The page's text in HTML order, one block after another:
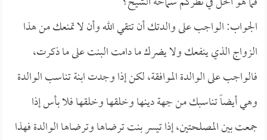
الجواب: الواجب على والدتك أن تتقي الله وأن لا تمنعك من هذا
الزواج الذي ينفعك ولا يضرك ما دامت البنت على ما ذكرت،
فالواجب على الوالدة الموافقة، لكن إذا وجدت ابنة تناسب الوالدة
وهي أيضاً تناسبك من جهة دينها وخلقها وخلقها فلا بأس إذا
جمعت بين المصلحتين، إذا تيسر بنت ترضاها وترضاها الوالدة فهذا